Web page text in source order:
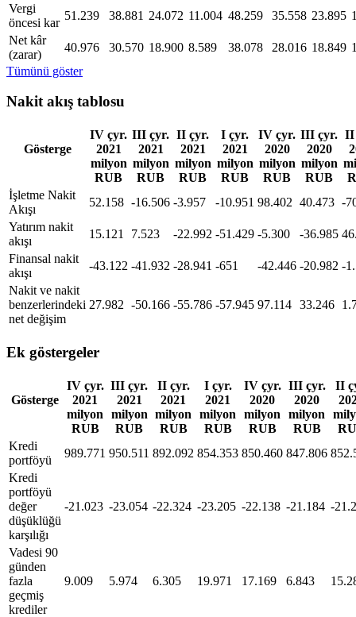
Vergi
öncesi kar
51.239 38.881 24.072 11.004 48.259 35.558 23.895
Net kâr
(zarar)
40.976 30.570 18.900 8.589 38.078 28.016 18.849
Tümünü göster
Nakit akış tablosu
Gösterge
IV çyr.
2021
milyon
RUB
III çyr.
2021
milyon
RUB
II çyr.
2021
milyon
RUB
I çyr.
2021
milyon
RUB
IV çyr.
2020
milyon
RUB
III çyr.
2020
milyon
RUB
II
İşletme Nakit
Akışı
52.158 -16.506 -3.957 -10.951 98.402 40.473 -
Yatırım nakit
akışı
15.121 7.523 -22.992 -51.429 -5.300 -36.985
Finansal nakit
akışı
-43.122 -41.932 -28.941 -651 -42.446 -20.982 -
Nakit ve nakit
benzerlerindeki
net değişim
27.982 -50.166 -55.786 -57.945 97.114 33.246
Ek göstergeler
Gösterge
IV çyr.
2021
milyon
RUB
III çyr.
2021
milyon
RUB
II çyr.
2021
milyon
RUB
I çyr.
2021
milyon
RUB
IV çyr.
2020
milyon
RUB
III çyr.
2020
milyon
RUB
II
Kredi
portföyü
989.771 950.511 892.092 854.353 850.460 847.806
Kredi
portföyü
değer
düşüklüğü
karşılığı
-21.023 -23.054 -22.324 -23.205 -22.138 -21.184 -
Vadesi 90
günden
fazla
geçmiş
krediler
9.009 5.974 6.305 19.971 17.169 6.843